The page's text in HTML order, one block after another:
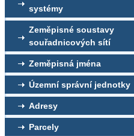
systémy
Zeměpisné soustavy
souřadnicových sítí
Zeměpisná jména
Územní správní jednotky
Adresy
Parcely